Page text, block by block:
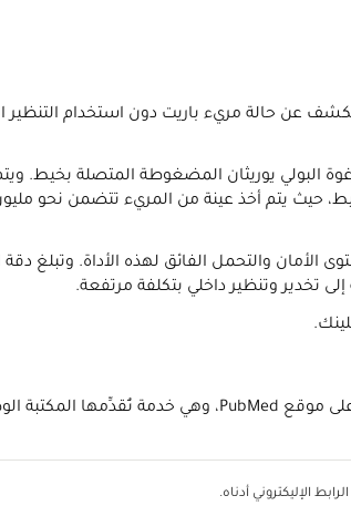
البولي يوريثان المضغوطة المتصلة بخيط.
حيث يتم أخذ عينة من المريء تتضمن نحو
تخدير وتنظير داخلي بتكلفة مرتفعة.
الإليكتروني أدناه.